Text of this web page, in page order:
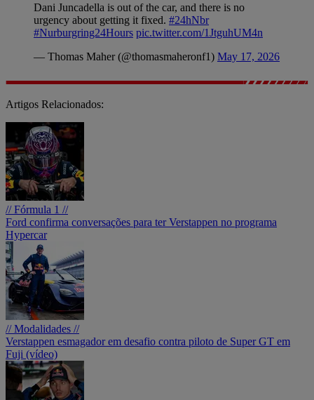
Dani Juncadella is out of the car, and there is no
urgency about getting it fixed. #24hNbr
#Nurburgring24Hours pic.twitter.com/1JtguhUM4n
— Thomas Maher (@thomasmaheronf1) May 17, 2026
Artigos Relacionados:
// Fórmula 1 //
Ford confirma conversações para ter Verstappen no programa
Hypercar
// Modalidades //
Verstappen esmagador em desafio contra piloto de Super GT em
Fuji (vídeo)